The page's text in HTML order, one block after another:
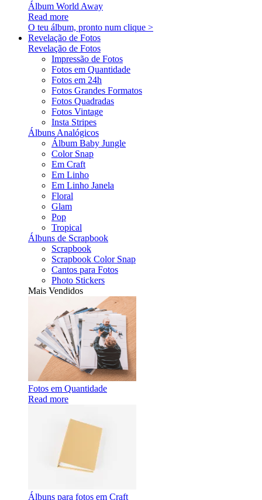
Álbum World Away
Read more
O teu álbum, pronto num clique >
Revelação de Fotos
Revelação de Fotos
Impressão de Fotos
Fotos em Quantidade
Fotos em 24h
Fotos Grandes Formatos
Fotos Quadradas
Fotos Vintage
Insta Stripes
Álbuns Analógicos
Álbum Baby Jungle
Color Snap
Em Craft
Em Linho
Em Linho Janela
Floral
Glam
Pop
Tropical
Álbuns de Scrapbook
Scrapbook
Scrapbook Color Snap
Cantos para Fotos
Photo Stickers
Mais Vendidos
Fotos em Quantidade
Read more
Álbuns para fotos em Craft